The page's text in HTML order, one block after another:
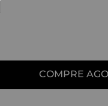
COMPRE